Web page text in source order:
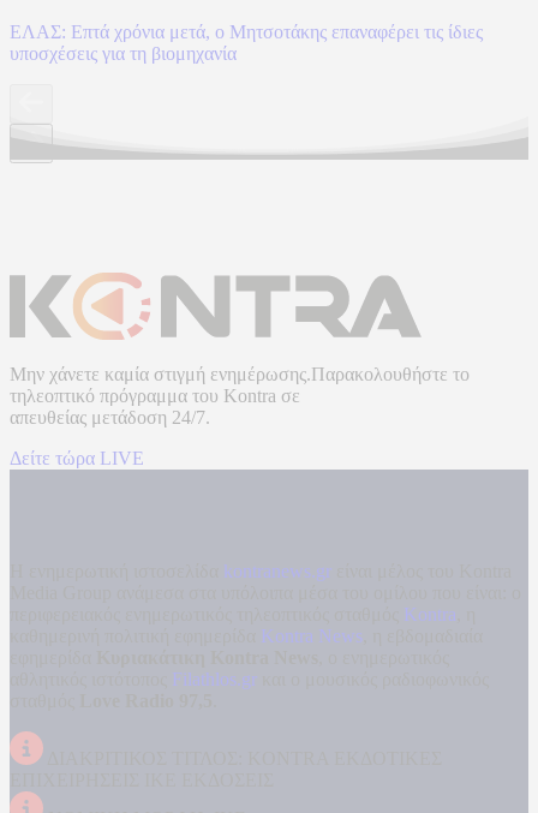
ΕΛΑΣ: Επτά χρόνια μετά, ο Μητσοτάκης επαναφέρει τις ίδιες
υποσχέσεις για τη βιομηχανία
Μην χάνετε καμία στιγμή ενημέρωσης.Παρακολουθήστε το
τηλεοπτικό πρόγραμμα του Kontra σε
απευθείας μετάδοση 24/7.
Δείτε τώρα LIVE
kontranews.gr
Kontra
Kontra News
Filathlos.gr